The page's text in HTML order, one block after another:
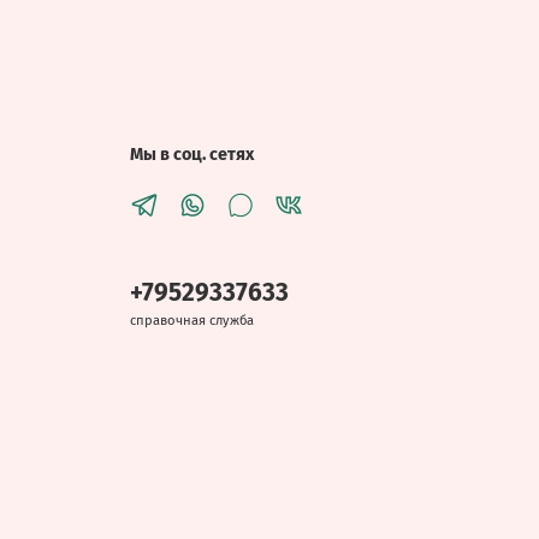
Мы в соц. сетях
+79529337633
справочная служба